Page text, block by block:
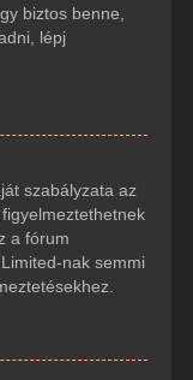
biztos benne,
lépj
szabályzata az
a fórum
nak semmi